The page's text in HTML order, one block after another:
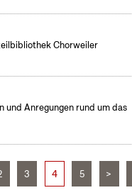
Chorweiler
und Anregungen rund um das
3 4 5 >